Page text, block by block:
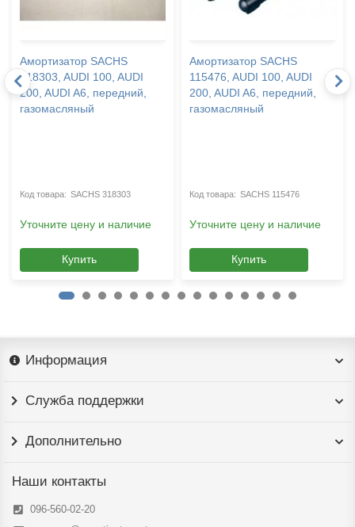
Амортизатор SACHS
318303, AUDI 100, AUDI
200, AUDI A6, передний,
газомасляный
SACHS 318303
Уточните цену и наличие
Купить
Амортизатор SACHS
115476, AUDI 100, AUDI
200, AUDI A6, передний,
газомасляный
SACHS 115476
Уточните цену и наличие
Купить
Информация
Служба поддержки
Дополнительно
Наши контакты
096-560-02-20